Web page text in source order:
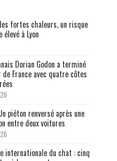
fortes chaleurs, un risque
élevé à Lyon
Dorian Godon a terminé
de France avec quatre côtes
piéton renversé après une
entre deux voitures
internationale du chat : cinq